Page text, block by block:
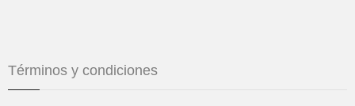
Términos y condiciones